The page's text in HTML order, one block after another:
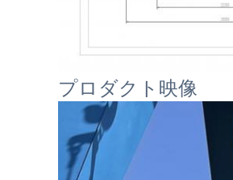
プロダクト映像